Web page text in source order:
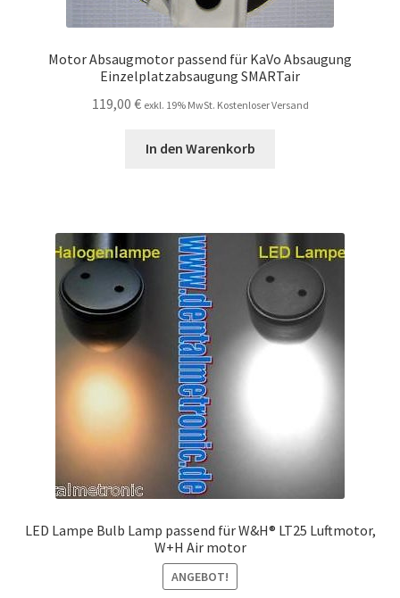
Motor Absaugmotor passend für KaVo Absaugung
Einzelplatzabsaugung SMARTair
119,00 € exkl. 19% MwSt. Kostenloser Versand
In den Warenkorb
LED Lampe Bulb Lamp passend für W&H® LT25 Luftmotor,
W+H Air motor
ANGEBOT!